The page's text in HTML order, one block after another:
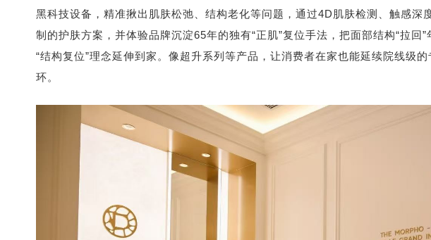
黑科技设备，精准揪出肌肤松弛、结构老化等问题，通过4D肌肤检测、触感深
制的护肤方案，并体验品牌沉淀65年的独有“正肌”复位手法，把面部结构“拉回
“结构复位”理念延伸到家。像超升系列等产品，让消费者在家也能延续院线级
环。